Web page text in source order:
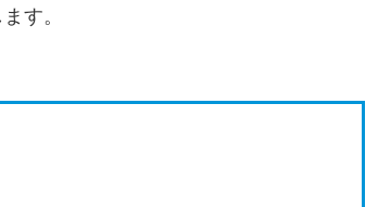
す。